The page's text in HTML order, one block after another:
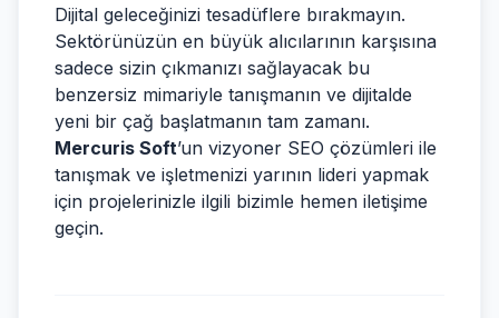
Dijital geleceğinizi tesadüflere bırakmayın.
Sektörünüzün en büyük alıcılarının karşısına
sadece sizin çıkmanızı sağlayacak bu
benzersiz mimariyle tanışmanın ve dijitalde
yeni bir çağ başlatmanın tam zamanı.
Mercuris Soft’un vizyoner SEO çözümleri ile
tanışmak ve işletmenizi yarının lideri yapmak
için projelerinizle ilgili bizimle hemen iletişime
geçin.